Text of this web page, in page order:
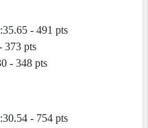
- 491 pts
373 pts
- 348 pts
- 754 pts